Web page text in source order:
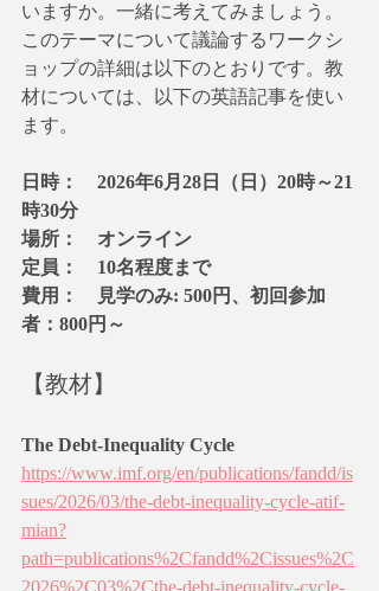
いますか。一緒に考えてみましょう。
このテーマについて議論するワークシ
ョップの詳細は以下のとおりです。教
材については、以下の英語記事を使い
ます。
日時：　2026年6月28日（日）20時～21
時30分
場所：　オンライン
定員：　10名程度まで
費用：　見学のみ: 500円、初回参加
者：800円～
【教材】
The Debt-Inequality Cycle
https://www.imf.org/en/publications/fandd/is
sues/2026/03/the-debt-inequality-cycle-atif-
mian?
path=publications%2Cfandd%2Cissues%2C